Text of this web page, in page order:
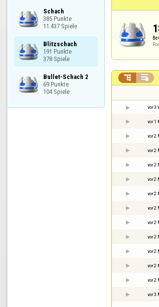
Schach
385 Punkte
11.437 Spiele
Blitzschach
191 Punkte
378 Spiele
Bullet-Schach 2
69 Punkte
104 Spiele
 
vor 3
vor 1
vor 2
vor 2
vor 2
vor 2
vor 2
vor 2
vor 2
vor 2
vor 2
vor 2
vor 2
vor 3